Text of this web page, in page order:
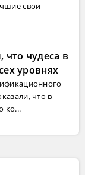
свои
что чудеса в
уровнях
что в
ко...